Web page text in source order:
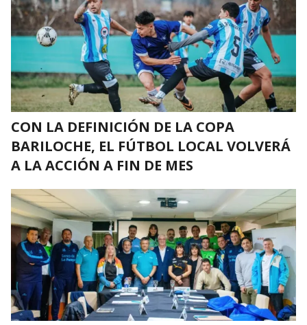
CON LA DEFINICIÓN DE LA COPA
BARILOCHE, EL FÚTBOL LOCAL VOLVERÁ
A LA ACCIÓN A FIN DE MES